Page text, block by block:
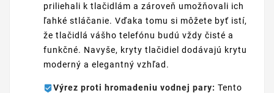
priliehali k tlačidlám a zároveň umožňovali ich
ľahké stláčanie. Vďaka tomu si môžete byť istí,
že tlačidlá vášho telefónu budú vždy čisté a
funkčné. Navyše, kryty tlačidiel dodávajú krytu
moderný a elegantný vzhľad.
Výrez proti hromadeniu vodnej pary: Tento